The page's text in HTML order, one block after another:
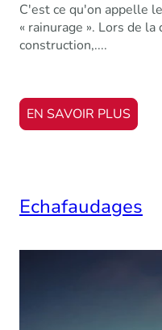
C'est ce qu'on appelle
« rainurage ». Lors de
construction,....
EN SAVOIR PLUS
Echafaudages